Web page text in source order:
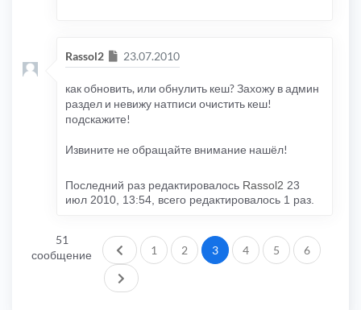
Rassol2 Сообщение
23.07.2010
как обновить, или обнулить кеш? Захожу в админ
раздел и невижу натписи очистить кеш!
подскажите!
Извините не обращайте внимание нашёл!
Последний раз редактировалось Rassol2 23
июл 2010, 13:54, всего редактировалось 1 раз.
51
сообщение
Пред.
1 2 3 4 5
6
След.